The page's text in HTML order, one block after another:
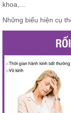
khoa,...
Những biểu hiện cụ